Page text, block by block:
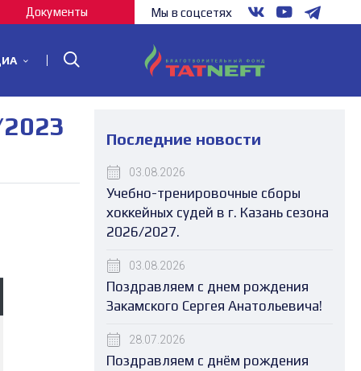
Документы Мы в соцсетях
Последние новости
03.08.2026
Учебно-тренировочные сборы
хоккейных судей в г. Казань сезона
2026/2027.
03.08.2026
Поздравляем с днем рождения
Закамского Сергея Анатольевича!
28.07.2026
Поздравляем с днём рождения